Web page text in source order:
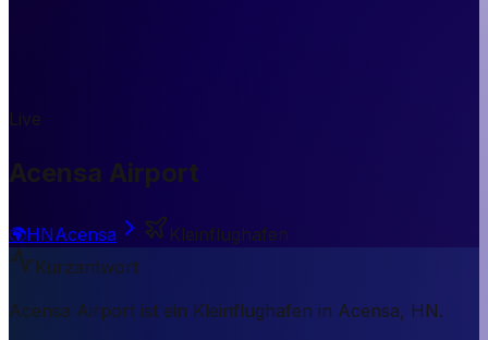
Live
Acensa Airport
🌍HNAcensa
Kleinflughafen
Kurzantwort
Acensa Airport ist ein Kleinflughafen in Acensa, HN.